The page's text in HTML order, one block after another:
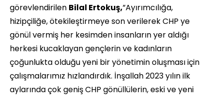
görevlendirilen Bilal Ertokuş,”Ayırımcılığa,
hizipçiliğe, ötekileştirmeye son verilerek CHP ye
gönül vermiş her kesimden insanların yer aldığı
herkesi kucaklayan gençlerin ve kadınların
çoğunlukta olduğu yeni bir yönetimin oluşması için
çalışmalarımız hızlandırdık. İnşallah 2023 yılın ilk
aylarında çok geniş CHP gönüllülerin, eski ve yeni